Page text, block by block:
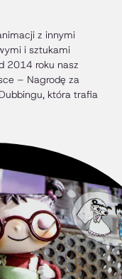
z innymi
i sztukami
2014 roku nasz
– Nagrodę za
która trafia